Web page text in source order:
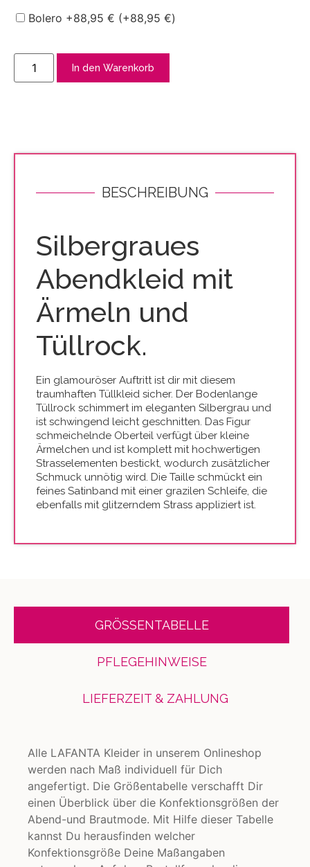
Bolero +88,95 € (+88,95 €)
In den Warenkorb
BESCHREIBUNG
Silbergraues
Abendkleid mit
Ärmeln und
Tüllrock.
Ein glamouröser Auftritt ist dir mit diesem
traumhaften Tüllkleid sicher. Der Bodenlange
Tüllrock schimmert im eleganten Silbergrau und
ist schwingend leicht geschnitten. Das Figur
schmeichelnde Oberteil verfügt über kleine
Ärmelchen und ist komplett mit hochwertigen
Strasselementen bestickt, wodurch zusätzlicher
Schmuck unnötig wird. Die Taille schmückt ein
feines Satinband mit einer grazilen Schleife, die
ebenfalls mit glitzerndem Strass appliziert ist.
GRÖSSENTABELLE
PFLEGEHINWEISE
LIEFERZEIT & ZAHLUNG
Alle LAFANTA Kleider in unserem Onlineshop
werden nach Maß individuell für Dich
angefertigt. Die Größentabelle verschafft Dir
einen Überblick über die Konfektionsgrößen der
Abend-und Brautmode. Mit Hilfe dieser Tabelle
kannst Du herausfinden welcher
Konfektionsgröße Deine Maßangaben